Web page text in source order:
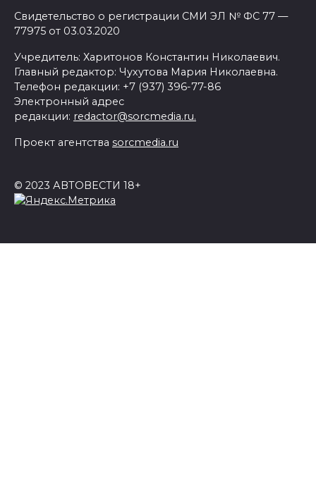
Свидетельство о регистрации СМИ ЭЛ № ФС 77 —
77975 от 03.03.2020
Учредитель: Харитонов Константин Николаевич.
Главный редактор: Чухутова Мария Николаевна.
Телефон редакции: +7 (937) 396-77-86
Электронный адрес
редакции: redactor@sorcmedia.ru.
Проект агентства sorcmedia.ru
© 2023 АВТОВЕСТИ 18+